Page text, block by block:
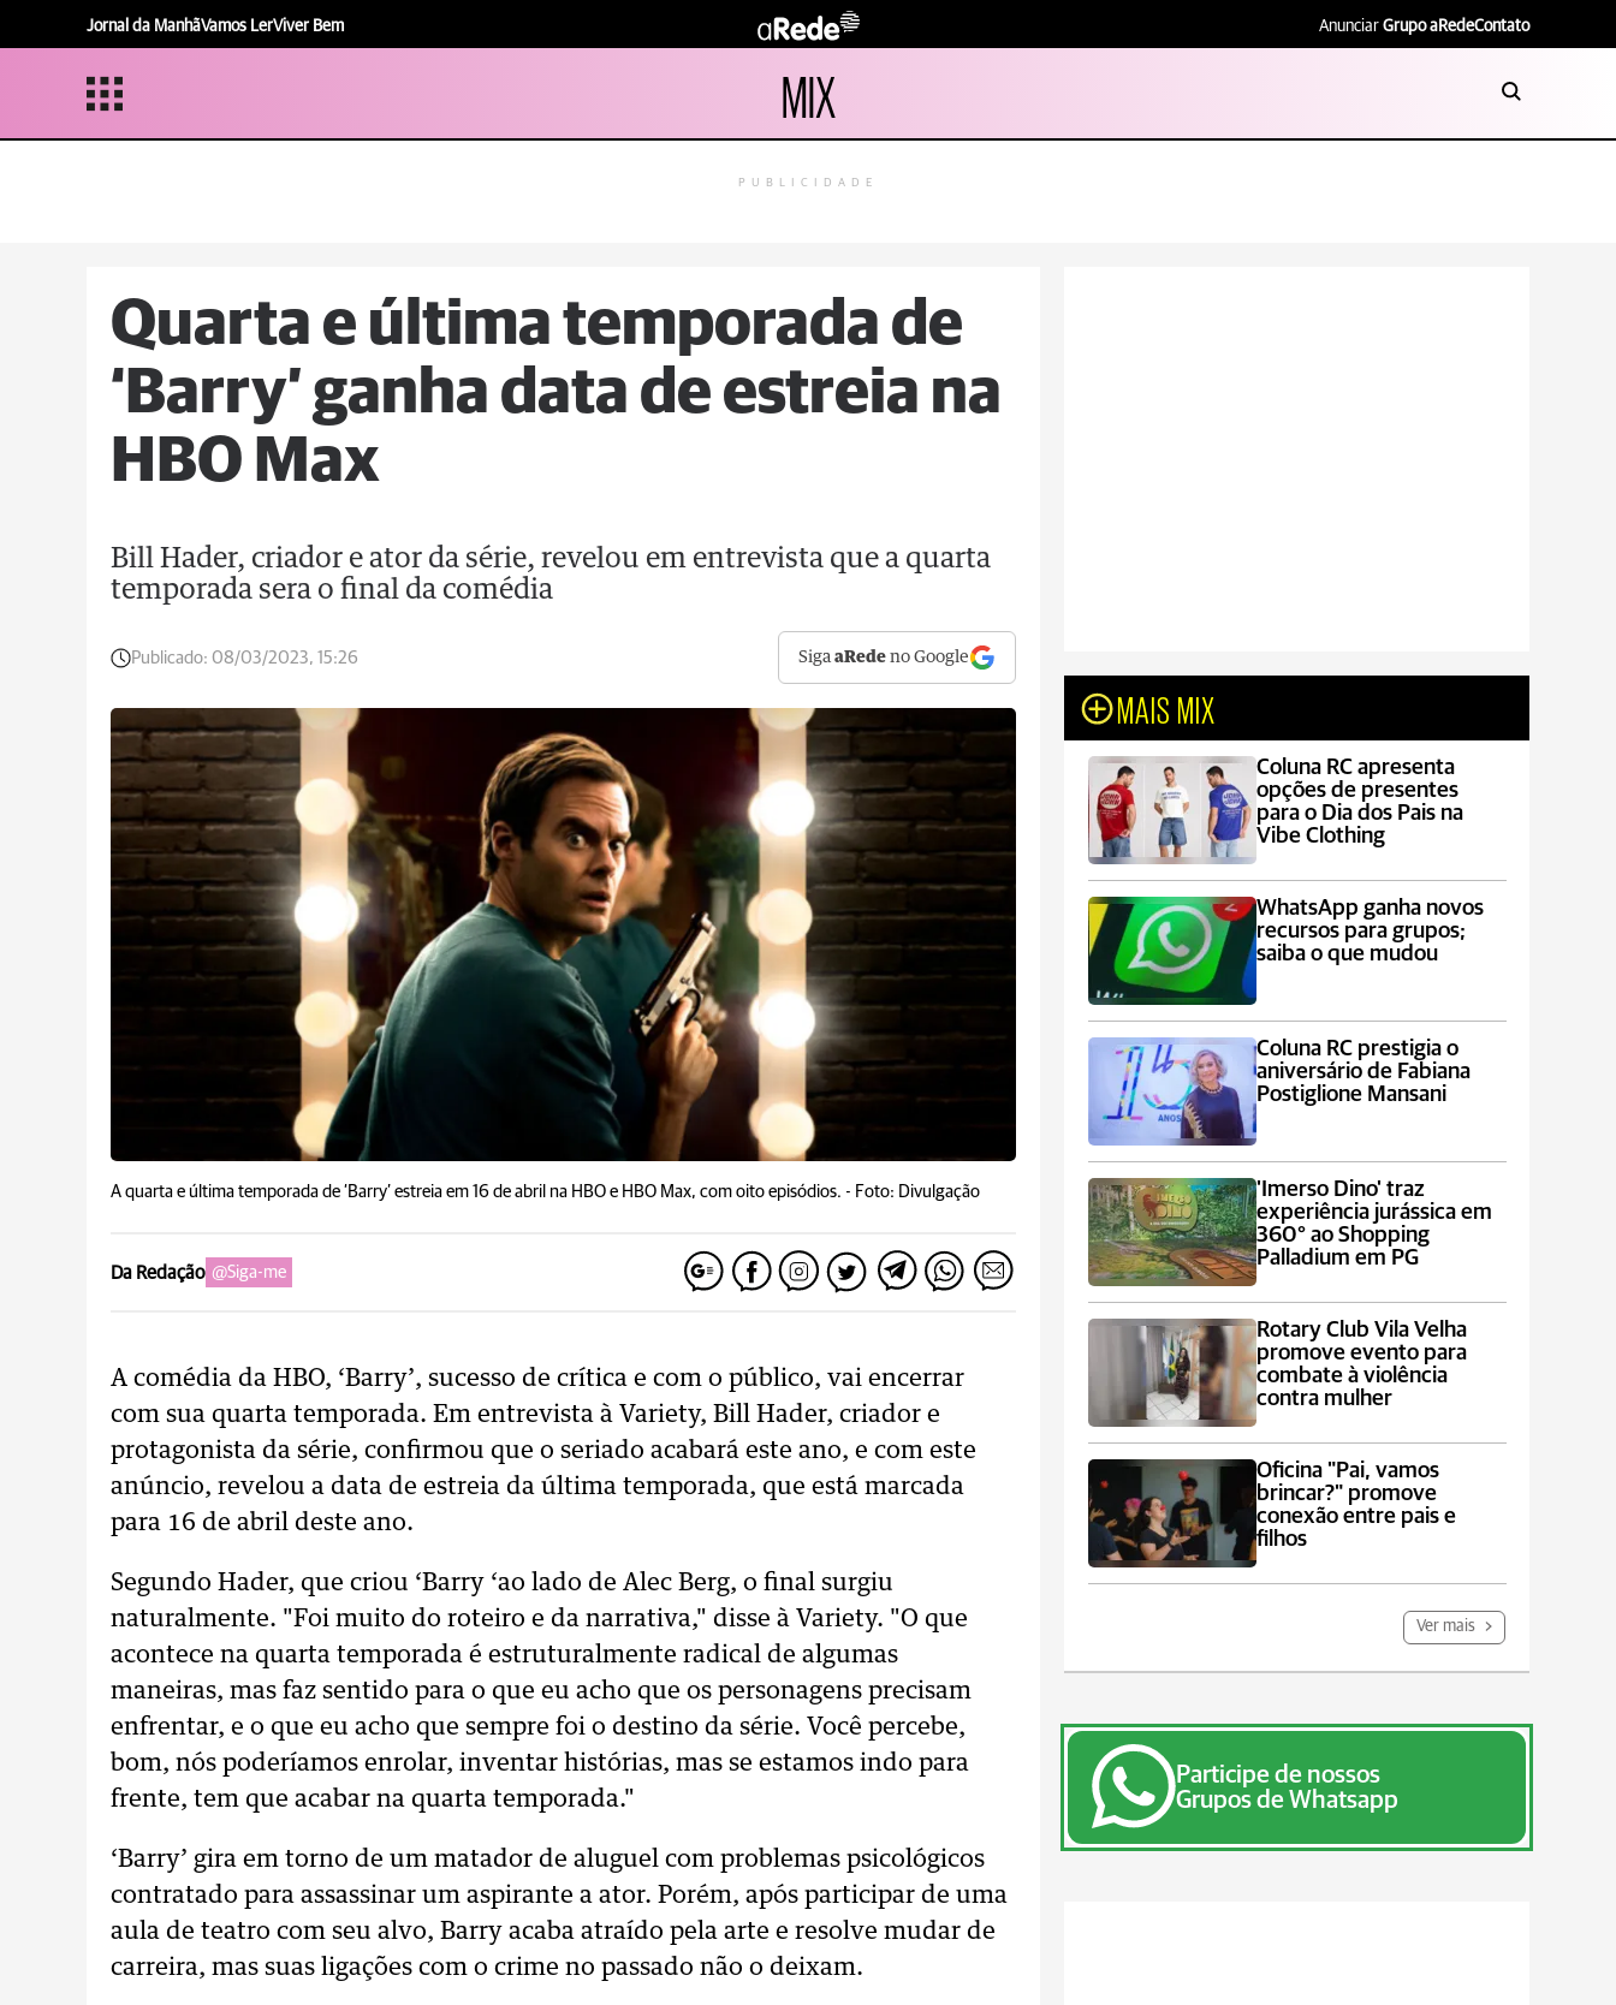
Jornal da ManhãVamos LerViver Bem Anunciar Grupo aRedeContato
MIX
PUBLICIDADE
Quarta e última temporada de
‘Barry’ ganha data de estreia na
HBO Max
Bill Hader, criador e ator da série, revelou em entrevista que a quarta
temporada sera o final da comédia
Publicado: 08/03/2023, 15:26 SigaaRede no Google
A quarta e última temporada de ‘Barry’ estreia em 16 de abril na HBO e HBO Max, com oito episódios. - Foto: Divulgação
Da Redação @Siga-me
A comédia da HBO, ‘Barry’, sucesso de crítica e com o público, vai encerrar
com sua quarta temporada. Em entrevista à Variety, Bill Hader, criador e
protagonista da série, confirmou que o seriado acabará este ano, e com este
anúncio, revelou a data de estreia da última temporada, que está marcada
para 16 de abril deste ano.
Segundo Hader, que criou ‘Barry ‘ao lado de Alec Berg, o final surgiu
naturalmente. "Foi muito do roteiro e da narrativa," disse à Variety. "O que
acontece na quarta temporada é estruturalmente radical de algumas
maneiras, mas faz sentido para o que eu acho que os personagens precisam
enfrentar, e o que eu acho que sempre foi o destino da série. Você percebe,
bom, nós poderíamos enrolar, inventar histórias, mas se estamos indo para
frente, tem que acabar na quarta temporada."
‘Barry’ gira em torno de um matador de aluguel com problemas psicológicos
contratado para assassinar um aspirante a ator. Porém, após participar de uma
aula de teatro com seu alvo, Barry acaba atraído pela arte e resolve mudar de
carreira, mas suas ligações com o crime no passado não o deixam.
MAIS MIX
Coluna RC apresenta
opções de presentes
para o Dia dos Pais na
Vibe Clothing
WhatsApp ganha novos
recursos para grupos;
saiba o que mudou
Coluna RC prestigia o
aniversário de Fabiana
Postiglione Mansani
'Imerso Dino' traz
experiência jurássica em
360° ao Shopping
Palladium em PG
Rotary Club Vila Velha
promove evento para
combate à violência
contra mulher
Oficina "Pai, vamos
brincar?" promove
conexão entre pais e
filhos
Ver mais
Participe de nossos
Grupos de Whatsapp